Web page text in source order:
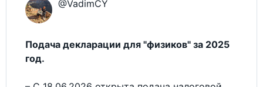
@VadimCY
Подача декларации для "физиков" за 2025
год.